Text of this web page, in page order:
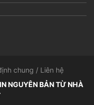
chung / Liên hệ
NGUYÊN BẢN TỪ NHÀ